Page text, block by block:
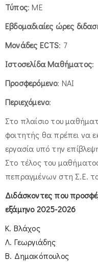
Τύπος: ΜΕ
Εβδομαδιαίες ώρες
Μονάδες ECTS: 7
Ιστοσελίδα Μαθήματος:
Προσφερόμενο: ΝΑΙ
Περιεχόμενο:
Στο πλαίσιο του
φοιτητής θα πρέπει να
εργασία υπό την
Στο τέλος του
πεπραγμένων στη Σ.Ε.
Διδάσκοντες που
εξάμηνο 2025-2026
Κ. Βλάχος
Λ. Γεωργιάδης
Β. Δημακόπουλος